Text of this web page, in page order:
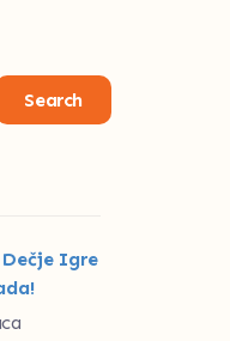
Search
Igre